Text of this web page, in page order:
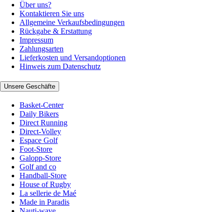
Über uns?
Kontaktieren Sie uns
Allgemeine Verkaufsbedingungen
Rückgabe & Erstattung
Impressum
Zahlungsarten
Lieferkosten und Versandoptionen
Hinweis zum Datenschutz
Unsere Geschäfte
Basket-Center
Daily Bikers
Direct Running
Direct-Volley
Espace Golf
Foot-Store
Galopp-Store
Golf and co
Handball-Store
House of Rugby
La sellerie de Maé
Made in Paradis